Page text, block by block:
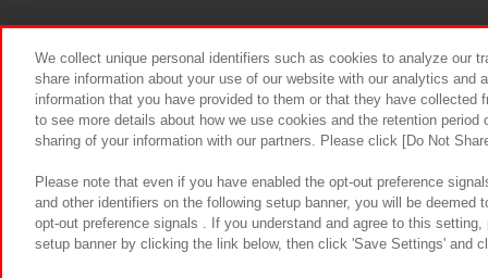
食品のご
We collect unique personal identifiers such as cookies to analyze our
share information about your use of our website with our analytics and
information that you have provided to them or that they have
to see more details about how we use cookies and the retention
sharing of your information with our partners. Please click [Do Not
Please note that even if you have enabled the opt-out preference
and other identifiers on the following setup banner, you will be
opt-out preference signals . If you understand and agree to this
setup banner by clicking the link below, then click 'Save Settings' and